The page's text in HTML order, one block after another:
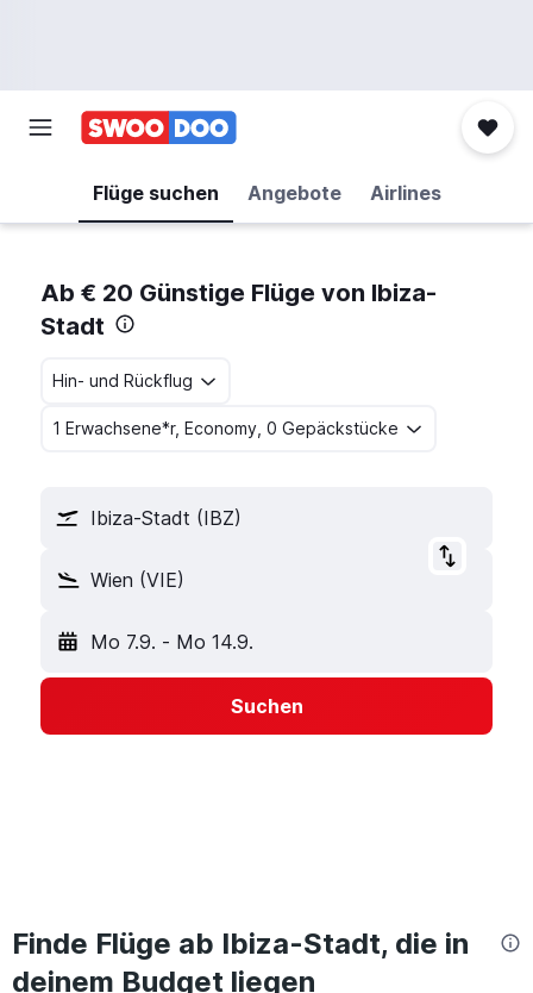
Flüge suchen Angebote Airlines
Ab € 20 Günstige Flüge von Ibiza-
Stadt
Hin- und Rückflug
1 Erwachsene*r, Economy, 0 Gepäckstücke
Ibiza-Stadt (IBZ)
Wien (VIE)
Mo 7.9. - Mo 14.9.
Suchen
Finde Flüge ab Ibiza-Stadt, die in
deinem Budget liegen